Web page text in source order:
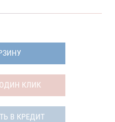
КЛИК
В КРЕДИТ